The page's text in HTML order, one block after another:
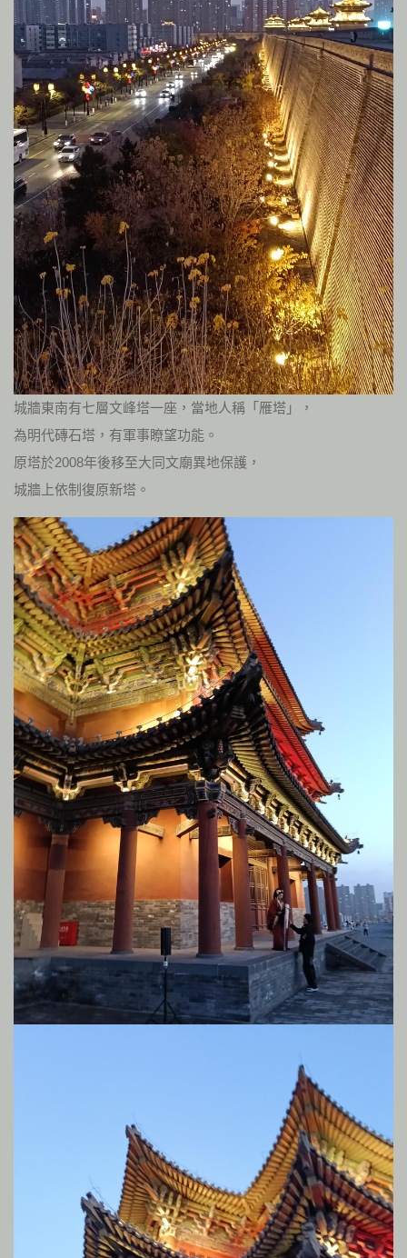
城牆東南有七層文峰塔一座，當地人稱「雁塔」，
為明代磚石塔，有軍事瞭望功能。
原塔於2008年後移至大同文廟異地保護，
城牆上依制復原新塔。